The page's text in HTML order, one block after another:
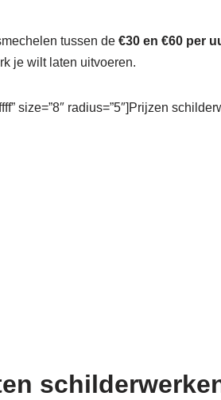
tussen de €30 en €60 per
je wilt laten uitvoeren.
size=”8″ radius=”5″]Prijzen